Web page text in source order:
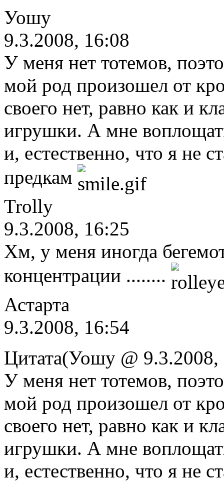
Уошу
9.3.2008, 16:08
У меня нет тотемов,
мой род произошел от
своего нет, равно как и
игрушки. А мне
и, естественно, что я не
предкам
Trolly
9.3.2008, 16:25
Хм, у меня иногда
концентрации ........
Астарта
9.3.2008, 16:54
Цитата(Уошу @
У меня нет тотемов,
мой род произошел от
своего нет, равно как и
игрушки. А мне
и, естественно, что я не